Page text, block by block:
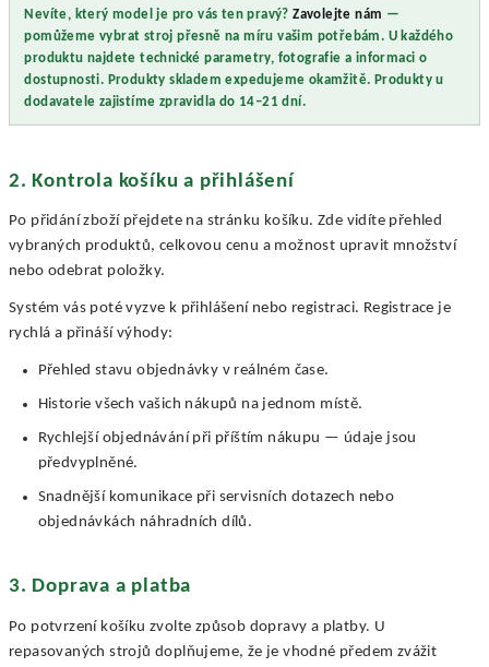
Nevíte, který model je pro vás ten pravý?Zavolejte nám —
pomůžeme vybrat stroj přesně na míru vašim potřebám. U každého
produktu najdete technické parametry, fotografie a informaci o
dostupnosti. Produkty skladem expedujeme okamžitě. Produkty u
dodavatele zajistíme zpravidla do 14–21 dní.
2. Kontrola košíku a přihlášení
Po přidání zboží přejdete na stránku košíku. Zde vidíte přehled
vybraných produktů, celkovou cenu a možnost upravit množství
nebo odebrat položky.
Systém vás poté vyzve k přihlášení nebo registraci. Registrace je
rychlá a přináší výhody:
Přehled stavu objednávky v reálném čase.
Historie všech vašich nákupů na jednom místě.
Rychlejší objednávání při příštím nákupu — údaje jsou
předvyplněné.
Snadnější komunikace při servisních dotazech nebo
objednávkách náhradních dílů.
3. Doprava a platba
Po potvrzení košíku zvolte způsob dopravy a platby. U
repasovaných strojů doplňujeme, že je vhodné předem zvážit